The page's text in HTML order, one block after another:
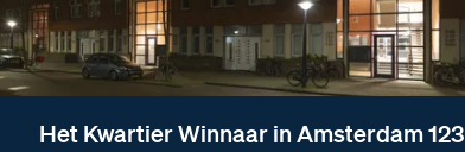
Het Kwartier Winnaar in Amsterdam 123